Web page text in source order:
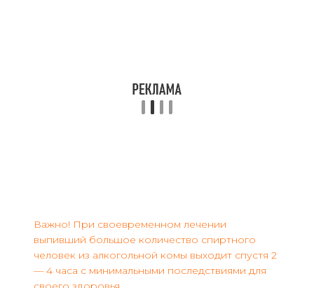
Важно! При своевременном лечении
выпивший большое количество спиртного
человек из алкогольной комы выходит спустя 2
— 4 часа с минимальными последствиями для